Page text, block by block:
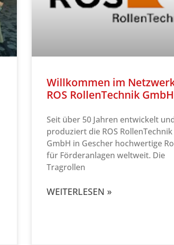
Willkommen im
ROS RollenTechnik GmbH
Seit über 50 Jahren entwickelt
produziert die ROS RollenTechnik
GmbH in Gescher hochwertige
für Förderanlagen weltweit. Die
Tragrollen
WEITERLESEN »